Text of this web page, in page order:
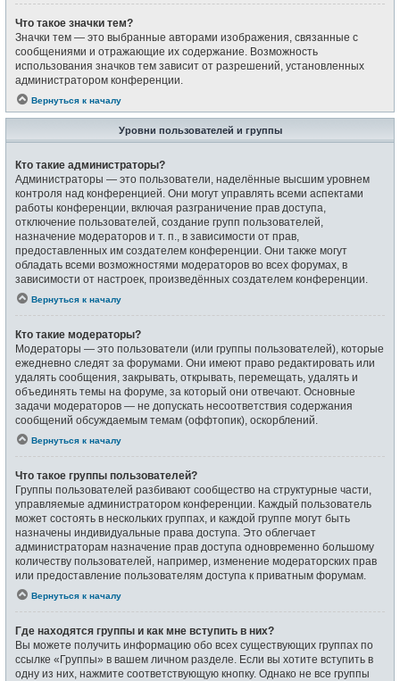
Что такое значки тем?
Значки тем — это выбранные авторами изображения, связанные с
сообщениями и отражающие их содержание. Возможность
использования значков тем зависит от разрешений, установленных
администратором конференции.
Вернуться к началу
Уровни пользователей и группы
Кто такие администраторы?
Администраторы — это пользователи, наделённые высшим уровнем
контроля над конференцией. Они могут управлять всеми аспектами
работы конференции, включая разграничение прав доступа,
отключение пользователей, создание групп пользователей,
назначение модераторов и т. п., в зависимости от прав,
предоставленных им создателем конференции. Они также могут
обладать всеми возможностями модераторов во всех форумах, в
зависимости от настроек, произведённых создателем конференции.
Вернуться к началу
Кто такие модераторы?
Модераторы — это пользователи (или группы пользователей), которые
ежедневно следят за форумами. Они имеют право редактировать или
удалять сообщения, закрывать, открывать, перемещать, удалять и
объединять темы на форуме, за который они отвечают. Основные
задачи модераторов — не допускать несоответствия содержания
сообщений обсуждаемым темам (оффтопик), оскорблений.
Вернуться к началу
Что такое группы пользователей?
Группы пользователей разбивают сообщество на структурные части,
управляемые администратором конференции. Каждый пользователь
может состоять в нескольких группах, и каждой группе могут быть
назначены индивидуальные права доступа. Это облегчает
администраторам назначение прав доступа одновременно большому
количеству пользователей, например, изменение модераторских прав
или предоставление пользователям доступа к приватным форумам.
Вернуться к началу
Где находятся группы и как мне вступить в них?
Вы можете получить информацию обо всех существующих группах по
ссылке «Группы» в вашем личном разделе. Если вы хотите вступить в
одну из них, нажмите соответствующую кнопку. Однако не все группы